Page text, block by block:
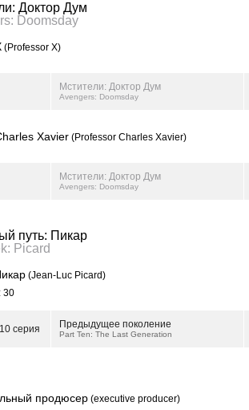
Доктор Дум
Doomsday
(Professor X)
Мстители: Доктор Дум
Avengers: Doomsday
Xavier (Professor Charles Xavier)
Мстители: Доктор Дум
Avengers: Doomsday
путь: Пикар
Picard
(Jean-Luc Picard)
30
серия Предыдущее поколение
Part Ten: The Last Generation
продюсер (executive producer)